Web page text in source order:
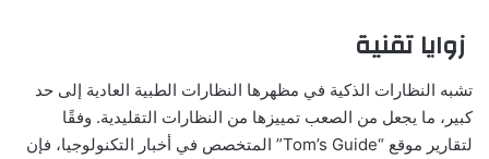
زوايا تقنية
تشبه النظارات الذكية في مظهرها النظارات الطبية العادية إلى حد
كبير، ما يجعل من الصعب تمييزها من النظارات التقليدية. وفقًا
لتقارير موقع “Tom’s Guide” المتخصص في أخبار التكنولوجيا، فإن